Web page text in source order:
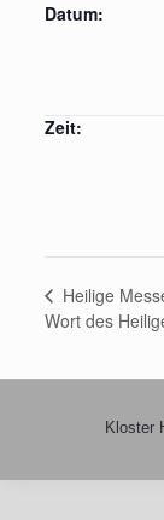
Datum:
Zeit:
Heilige
Wort des
Kloster